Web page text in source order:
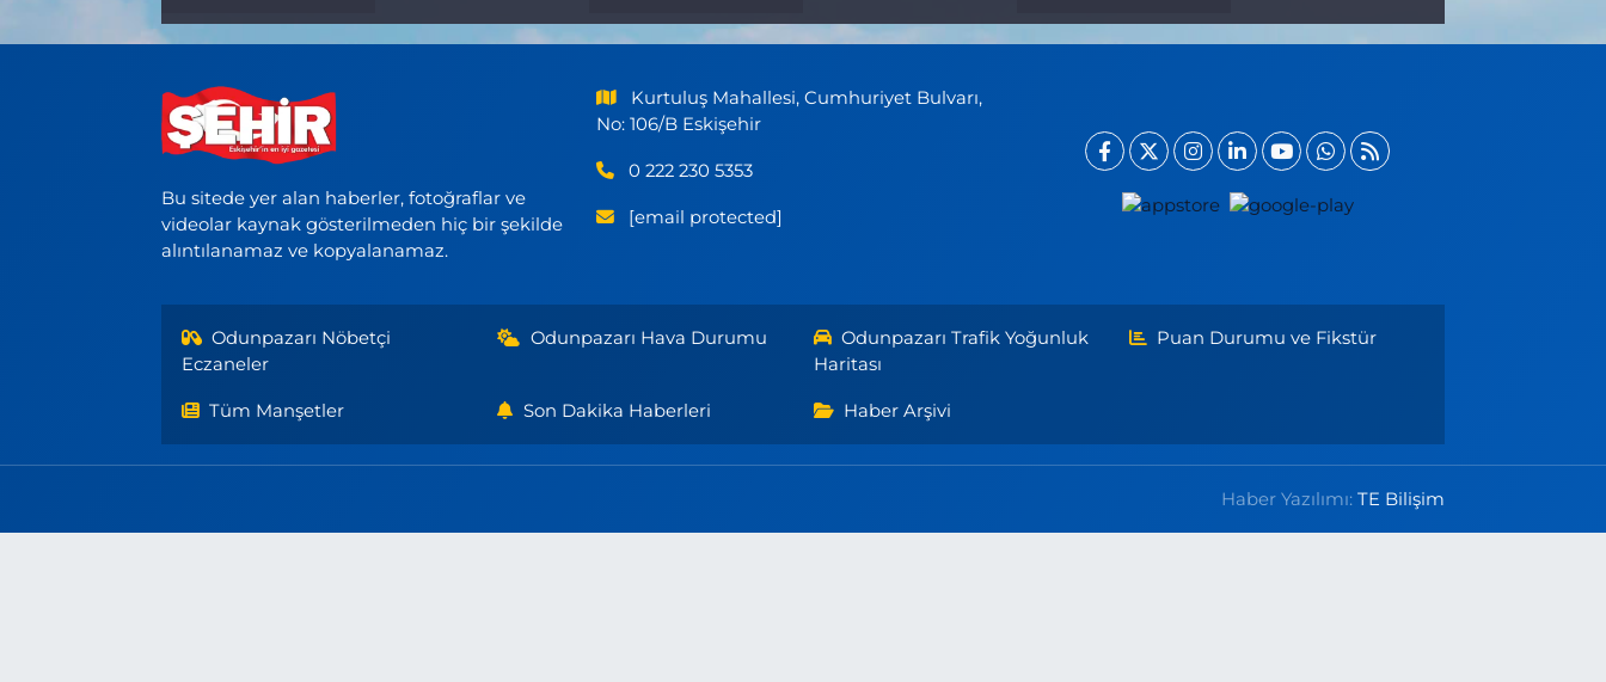
Bu sitede yer alan haberler, fotoğraflar ve
videolar kaynak gösterilmeden hiç bir şekilde
alıntılanamaz ve kopyalanamaz.
Kurtuluş Mahallesi, Cumhuriyet Bulvarı,
No: 106/B Eskişehir
0 222 230 5353
[email protected]
Odunpazarı Nöbetçi
Eczaneler
Odunpazarı Hava Durumu
Odunpazarı Trafik Yoğunluk
Haritası
Puan Durumu ve Fikstür
Tüm Manşetler Son Dakika Haberleri Haber Arşivi
Haber Yazılımı:TE Bilişim